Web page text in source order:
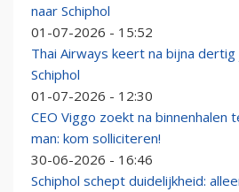
naar Schiphol
01-07-2026 - 15:52
Thai Airways keert na bijna
Schiphol
01-07-2026 - 12:30
CEO Viggo zoekt na binnenhalen
man: kom solliciteren!
30-06-2026 - 16:46
Schiphol schept duidelijkheid: